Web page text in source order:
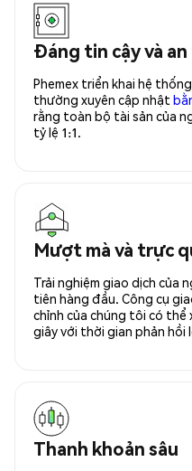
Đáng tin cậy và
Phemex triển khai hệ
thường xuyên cập nhật
rằng toàn bộ tài sản của
tỷ lệ 1:1.
Mượt mà và trực
Trải nghiệm giao dịch của
tiên hàng đầu. Công cụ
chỉnh của chúng tôi có thể
giây với thời gian phản hồi
Thanh khoản sâu